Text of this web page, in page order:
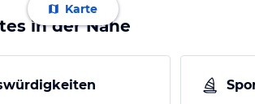
Karte
in der Nähe